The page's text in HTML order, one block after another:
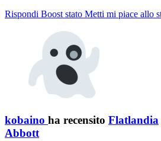
Rispondi Boost stato Metti mi piace allo
kobaino ha recensito Flatlandia
Abbott